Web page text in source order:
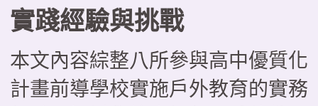
素養導向教學的關鍵途徑。
實踐經驗與挑戰
本文內容綜整八所參與高中優質化
計畫前導學校實施戶外教育的實務